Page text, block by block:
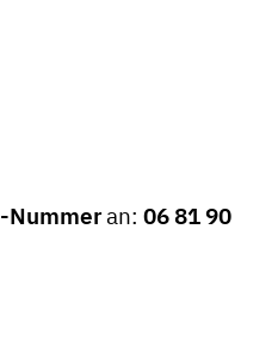
Nummeran: 06 81 90